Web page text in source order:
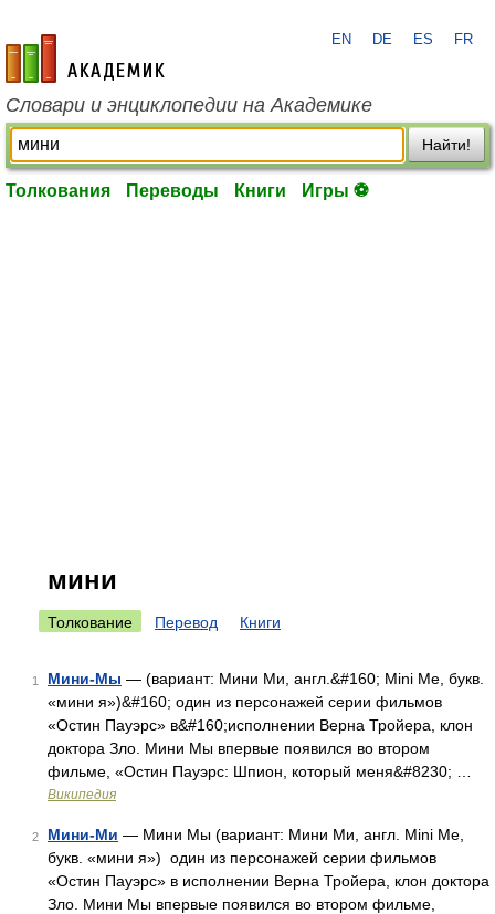
academic.ru
EN DE ES FR
Словари и энциклопедии на Академике
Найти!
Толкования Переводы Книги Игры ⚽
мини
Толкование Перевод Книги
1 Мини-Мы — (вариант: Мини Ми, англ.&#160; Mini Me, букв.
«мини я»)&#160; один из персонажей серии фильмов
«Остин Пауэрс» в&#160;исполнении Верна Тройера, клон
доктора Зло. Мини Мы впервые появился во втором
фильме, «Остин Пауэрс: Шпион, который меня&#8230; …
Википедия
2 Мини-Ми — Мини Мы (вариант: Мини Ми, англ. Mini Me,
букв. «мини я») один из персонажей серии фильмов
«Остин Пауэрс» в исполнении Верна Тройера, клон доктора
Зло. Мини Мы впервые появился во втором фильме,